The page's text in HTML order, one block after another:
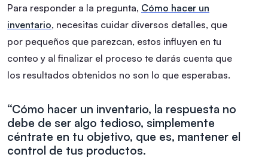
Para responder a la pregunta, Cómo hacer un
inventario, necesitas cuidar diversos detalles, que
por pequeños que parezcan, estos influyen en tu
conteo y al finalizar el proceso te darás cuenta que
los resultados obtenidos no son lo que esperabas.
“Cómo hacer un inventario, la respuesta no
debe de ser algo tedioso, simplemente
céntrate en tu objetivo, que es, mantener el
control de tus productos.